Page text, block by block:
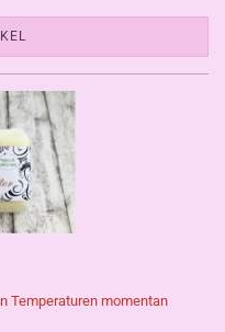
Temperaturen momentan